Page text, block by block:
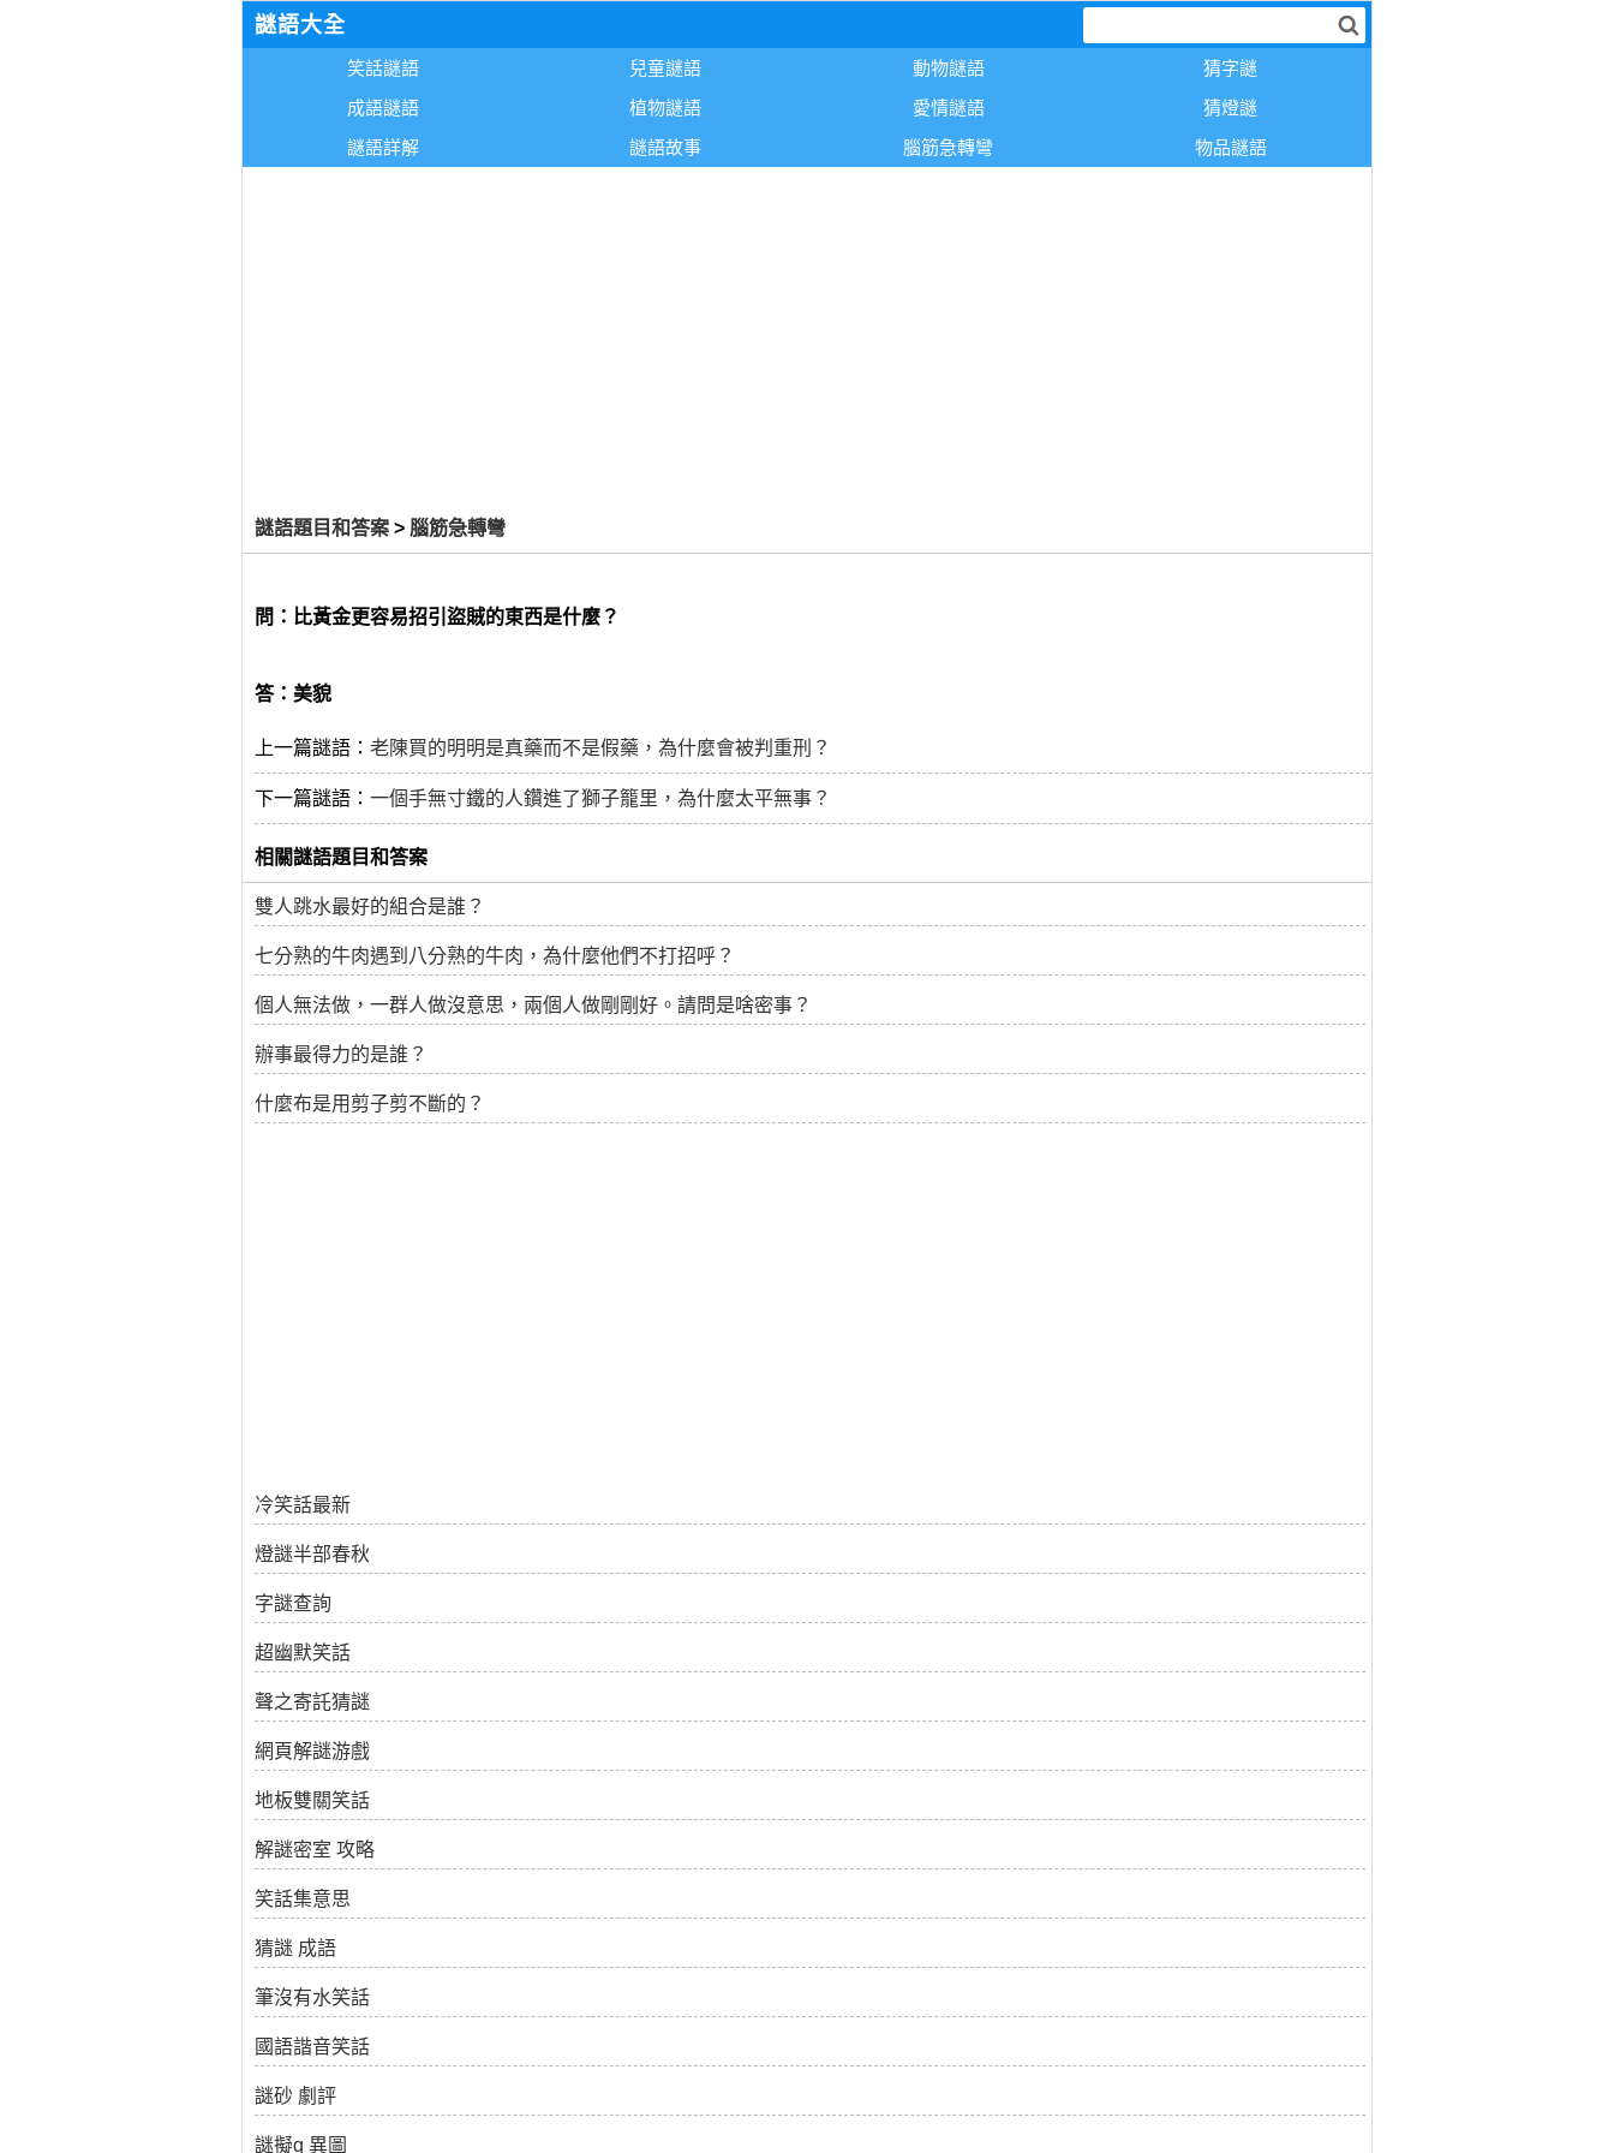
謎語大全
笑話謎語 兒童謎語 動物謎語
猜字謎
成語謎語
植物謎語 愛情謎語
猜燈謎
謎語詳解
謎語故事 腦筋急轉彎 物品謎語
謎語題目和答案> 腦筋急轉彎
問：比黃金更容易招引盜賊的東西是什麼？
答：美貌
上一篇謎語： 老陳買的明明是真藥而不是假藥，為什麼會被判重刑？
下一篇謎語： 一個手無寸鐵的人鑽進了獅子籠里，為什麼太平無事？
相關謎語題目和答案
雙人跳水最好的組合是誰？
七分熟的牛肉遇到八分熟的牛肉，為什麼他們不打招呼？
個人無法做，一群人做沒意思，兩個人做剛剛好。請問是啥密事？
辦事最得力的是誰？
什麼布是用剪子剪不斷的？
冷笑話最新
燈謎半部春秋
字謎查詢
超幽默笑話
聲之寄託猜謎
網頁解謎游戲
地板雙關笑話
解謎密室 攻略
笑話集意思
猜謎 成語
筆沒有水笑話
國語諧音笑話
謎砂 劇評
謎擬q 異圖